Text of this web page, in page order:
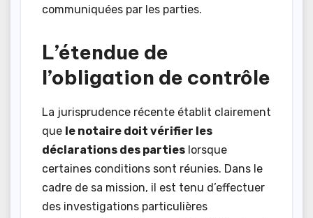
communiquées par les parties.
L’étendue de
l’obligation de contrôle
La jurisprudence récente établit clairement
que le notaire doit vérifier les
déclarations des parties lorsque
certaines conditions sont réunies. Dans le
cadre de sa mission, il est tenu d’effectuer
des investigations particulières